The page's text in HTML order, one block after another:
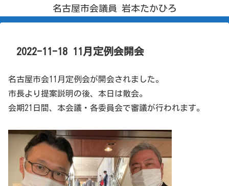
名古屋市会議員 岩本たかひろ
2022-11-18 11月定例会開会
名古屋市会11月定例会が開会されました。
市長より提案説明の後、本日は散会。
会期21日間、本会議・各委員会で審議が行われます。